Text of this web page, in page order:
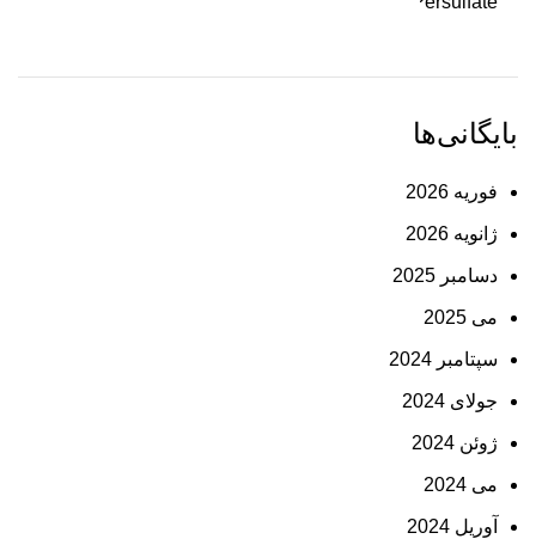
بایگانی‌ها
فوریه 2026
ژانویه 2026
دسامبر 2025
می 2025
سپتامبر 2024
جولای 2024
ژوئن 2024
می 2024
آوریل 2024